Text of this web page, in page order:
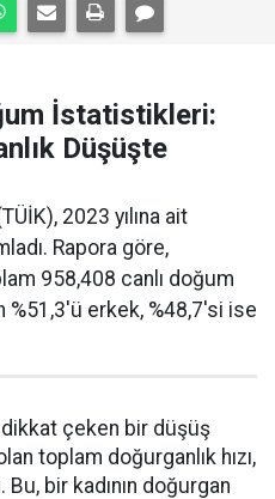
İstatistikleri:
Düşüşte
2023 yılına ait
Rapora göre,
958,408 canlı doğum
erkek, %48,7'si ise
dikkat çeken bir düşüş
toplam doğurganlık hızı,
bir kadının doğurgan